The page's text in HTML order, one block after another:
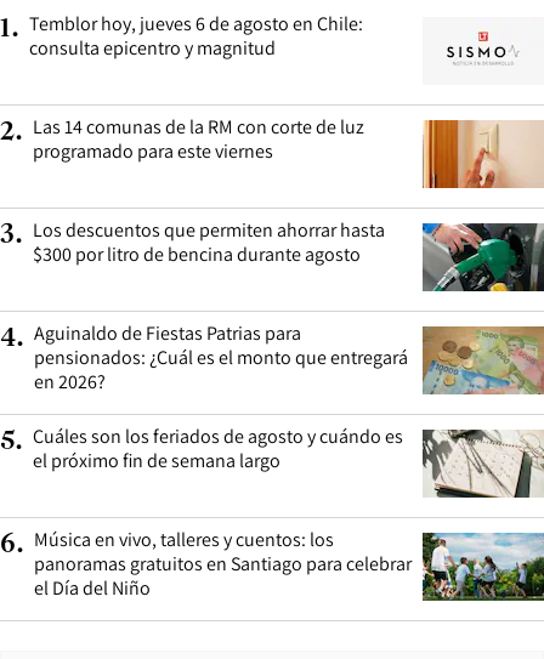
1. Temblor hoy, jueves 6 de agosto en Chile:
consulta epicentro y magnitud
2. Las 14 comunas de la RM con corte de luz
programado para este viernes
3. Los descuentos que permiten ahorrar hasta
$300 por litro de bencina durante agosto
4. Aguinaldo de Fiestas Patrias para
pensionados: ¿Cuál es el monto que entregará
en 2026?
5. Cuáles son los feriados de agosto y cuándo es
el próximo fin de semana largo
6. Música en vivo, talleres y cuentos: los
panoramas gratuitos en Santiago para celebrar
el Día del Niño